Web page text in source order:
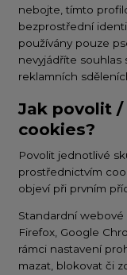
nebojte, tímto
bezprostřední
používány pouze
nevyjádříte souhlas
reklamních
Jak povolit
cookies?
Povolit jednotlivé
prostřednictvím
objeví při prvním
Standardní
Firefox, Google
rámci nastavení
mazat, blokovat či